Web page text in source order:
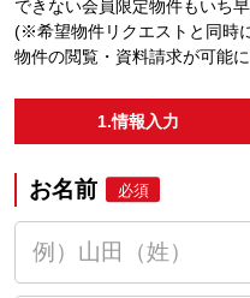
できない会員限定物件もいち
(※希望物件リクエストと同時
物件の閲覧・資料請求が可能
1.情報入力
お名前 必須